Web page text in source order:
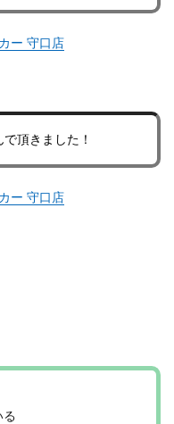
ー 守口店
頂きました！
ー 守口店
る